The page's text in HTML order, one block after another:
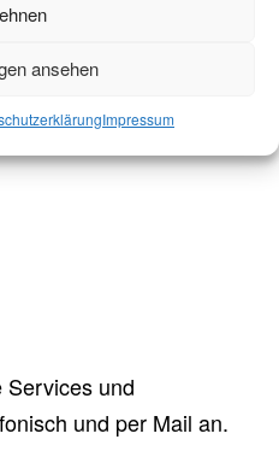
ansehen
Impressum
Hochschulen in NRW
Jede Stimme zählt!
Services und
und per Mail an.